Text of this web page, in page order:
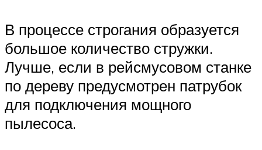
В процессе строгания образуется
большое количество стружки.
Лучше, если в рейсмусовом станке
по дереву предусмотрен патрубок
для подключения мощного
пылесоса.